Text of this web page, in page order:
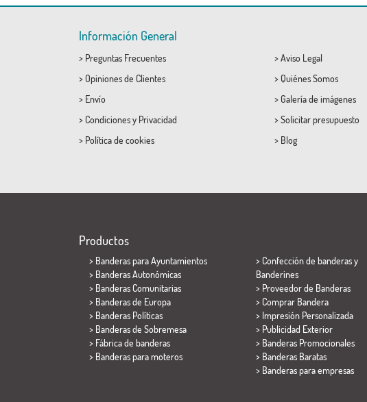
Información General
> Preguntas Frecuentes
> Opiniones de Clientes
> Envío
> Condicionesy Privacidad
> Política de cookies
> Aviso Legal
> Quiénes Somos
> Galería de imágenes
> Solicitar presupuesto
> Blog
Productos
> Banderas para Ayuntamientos
> Banderas Autonómicas
> Banderas Comunitarias
> Banderas de Europa
> Banderas Políticas
> Banderas de Sobremesa
> Fábrica de banderas
> Banderas para moteros
> Confección de banderas y
Banderines
> Proveedor de Banderas
> Comprar Bandera
> Impresión Personalizada
> Publicidad Exterior
> Banderas Promocionales
> Banderas Baratas
> Banderas para empresas